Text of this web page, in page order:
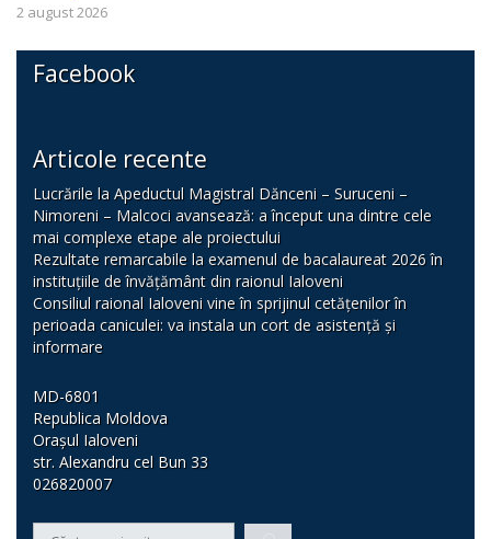
2 august 2026
Facebook
Articole recente
Lucrările la Apeductul Magistral Dănceni – Suruceni –
Nimoreni – Malcoci avansează: a început una dintre cele
mai complexe etape ale proiectului
Rezultate remarcabile la examenul de bacalaureat 2026 în
instituțiile de învățământ din raionul Ialoveni
Consiliul raional Ialoveni vine în sprijinul cetățenilor în
perioada caniculei: va instala un cort de asistență și
informare
MD-6801
Republica Moldova
Orașul Ialoveni
str. Alexandru cel Bun 33
026820007